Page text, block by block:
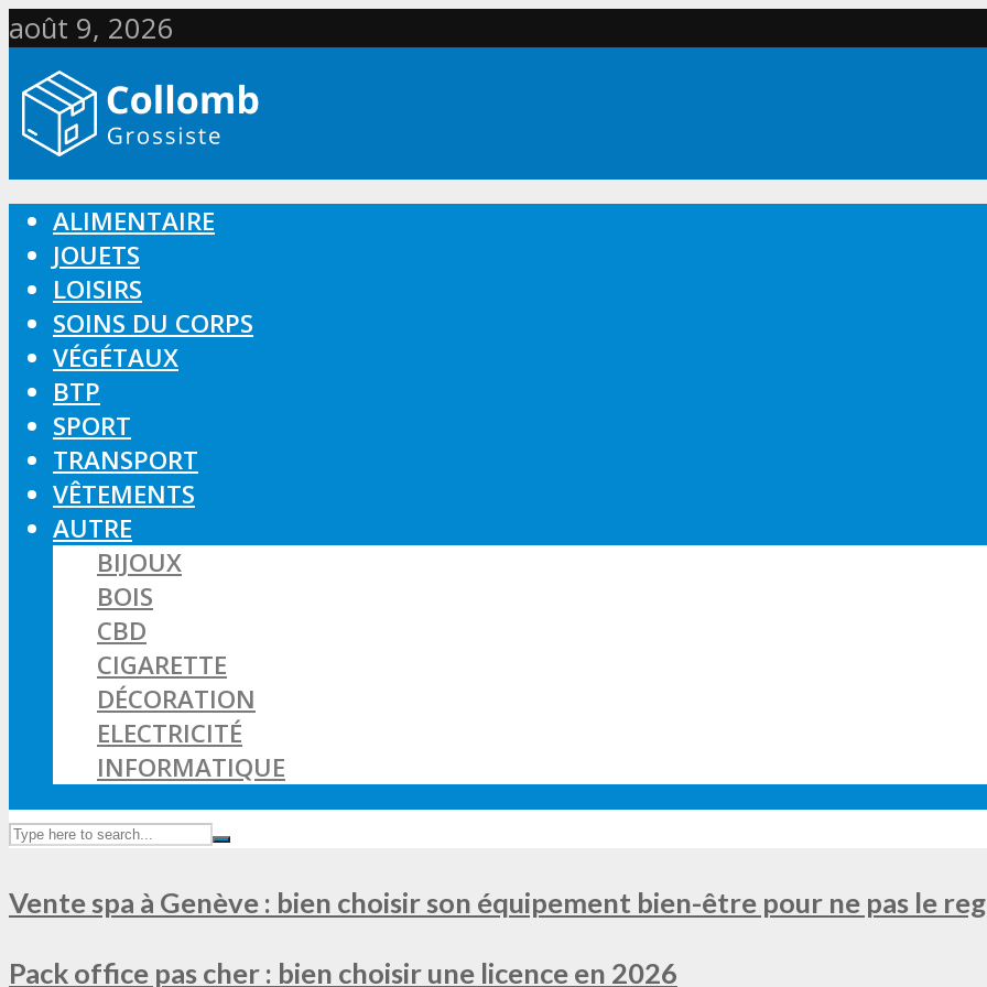
août 9, 2026
ALIMENTAIRE
JOUETS
LOISIRS
SOINS DU CORPS
VÉGÉTAUX
BTP
SPORT
TRANSPORT
VÊTEMENTS
AUTRE
BIJOUX
BOIS
CBD
CIGARETTE
DÉCORATION
ELECTRICITÉ
INFORMATIQUE
Vente spa à Genève : bien choisir son équipement bien-être pour ne pas le
Pack office pas cher : bien choisir une licence en 2026